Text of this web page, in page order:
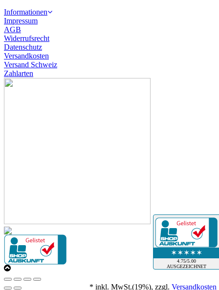
Informationen
Impressum
AGB
Widerrufsrecht
Datenschutz
Versandkosten
Versand Schweiz
Zahlarten
* inkl. MwSt.(19%), zzgl. Versandkosten
✶✶✶✶✶
4.75/5.00
AUSGEZEICHNET